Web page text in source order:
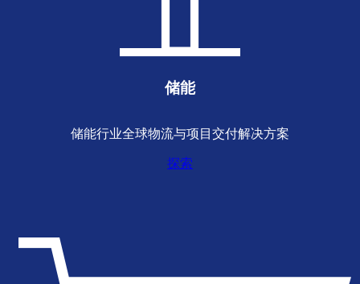
储能
储能行业全球物流与项目交付解决方案
探索